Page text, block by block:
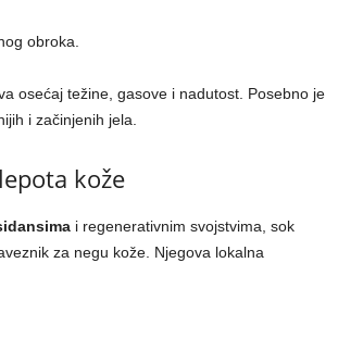
obroka.
osećaj težine, gasove i nadutost. Posebno je
i začinjenih jela.
kože
i regenerativnim svojstvima, sok
za negu kože. Njegova lokalna